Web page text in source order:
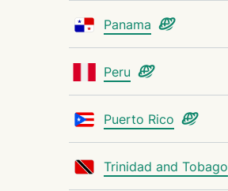
Panama
Peru
Puerto Rico
Trinidad and Tobago